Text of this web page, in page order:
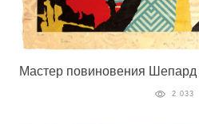
Мастер повиновения
2 033